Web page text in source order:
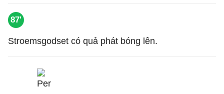
87'
Stroemsgodset có quả phát bóng lên.